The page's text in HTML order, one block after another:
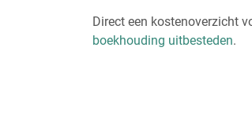
Direct een kostenoverzicht
boekhouding uitbesteden.